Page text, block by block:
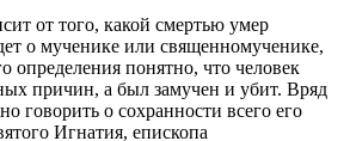
от того, какой смертью умер
о мученике или священномученике,
определения понятно, что человек
причин, а был замучен и убит. Вряд
говорить о сохранности всего его
Игнатия, епископа